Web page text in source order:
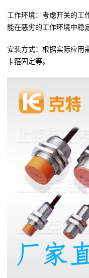
工作环境：考虑开关的工
能在恶劣的工作环境中稳
安装方式：根据实际应用
卡箍固定等。